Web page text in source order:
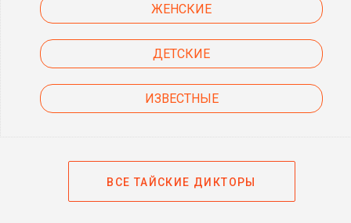
ЖЕНСКИЕ
ДЕТСКИЕ
ИЗВЕСТНЫЕ
ВСЕ ТАЙСКИЕ ДИКТОРЫ